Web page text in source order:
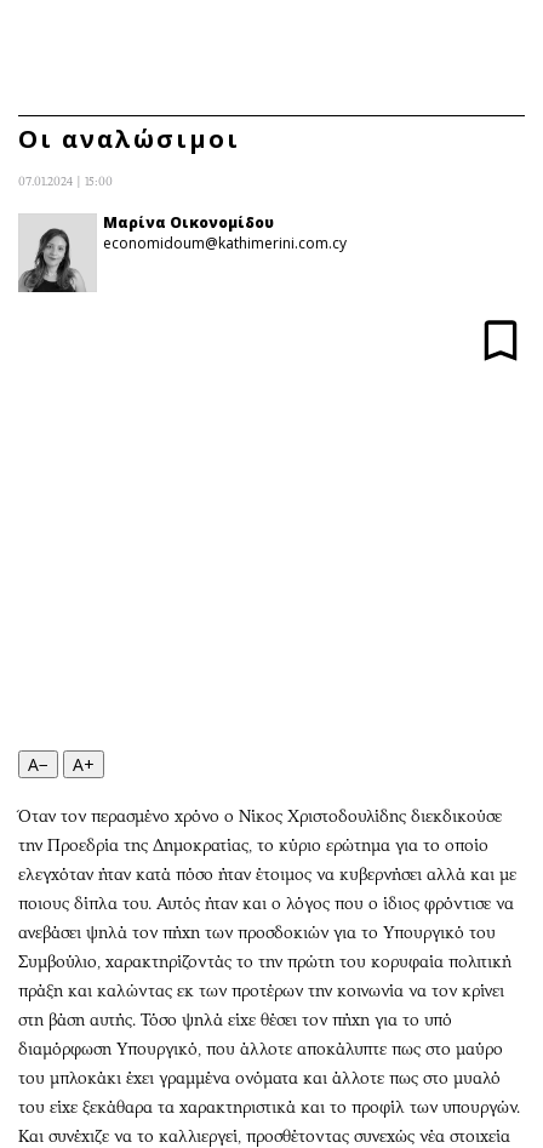
ΚΑΤΗΓΟΡΙΕΣ
Κύπρος
Παιδεία
Οικονομία
Real Estate
Επιχειρήσεις
Αγορές
Money Review
AstroBank Properties
Trends
Ενέργεια
Ναυτιλία
Περιβάλλον
Ελλάδα
Απόψεις
Οικονομία
Γενικά
Αναδρομές
Πρόσωπα
Περιβάλλον
Good Life
Γυναίκα
Showbiz
Συνταγές
Οι αναλώσιμοι
07.01.2024 | 15:00
Μαρίνα Οικονομίδου
economidoum@kathimerini.com.cy
A− A+
Όταν τον περασμένο χρόνο ο Νίκος Χριστοδουλίδης διεκδικούσε
την Προεδρία της Δημοκρατίας, το κύριο ερώτημα για το οποίο
ελεγχόταν ήταν κατά πόσο ήταν έτοιμος να κυβερνήσει αλλά και με
ποιους δίπλα του. Αυτός ήταν και ο λόγος που ο ίδιος φρόντισε να
ανεβάσει ψηλά τον πήχη των προσδοκιών για το Υπουργικό του
Συμβούλιο, χαρακτηρίζοντάς το την πρώτη του κορυφαία πολιτική
πράξη και καλώντας εκ των προτέρων την κοινωνία να τον κρίνει
στη βάση αυτής. Τόσο ψηλά είχε θέσει τον πήχη για το υπό
διαμόρφωση Υπουργικό, που άλλοτε αποκάλυπτε πως στο μαύρο
του μπλοκάκι έχει γραμμένα ονόματα και άλλοτε πως στο μυαλό
του είχε ξεκάθαρα τα χαρακτηριστικά και το προφίλ των υπουργών.
Και συνέχιζε να το καλλιεργεί, προσθέτοντας συνεχώς νέα στοιχεία